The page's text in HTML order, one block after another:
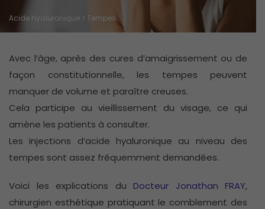
Acide hyaluronique > Tempes
Avec l’âge, après des cures d’amaigrissement ou de
façon constitutionnelle, les tempes peuvent
manquer de volume et paraître creuses.
Cela participe au vieillissement du visage, ce qui
amène les patients à consulter.
Les injections d’acide hyaluronique au niveau des
tempes sont assez fréquemment demandées.
Voici les explications du Docteur Jonathan FRAY,
chirurgien esthétique pratiquant le comblement des